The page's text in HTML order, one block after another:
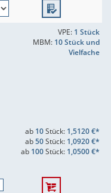
VPE: 1 Stück
MBM: 10 Stück und
Vielfache
ab 10Stück: 1,5120 €*
ab50Stück: 1,0920 €*
ab 100Stück: 1,0500 €*